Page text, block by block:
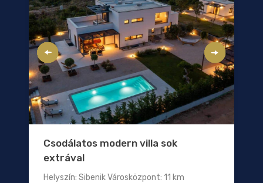
Csodálatos modern villa sok
extrával
Helyszín: Sibenik Városközpont: 11 km